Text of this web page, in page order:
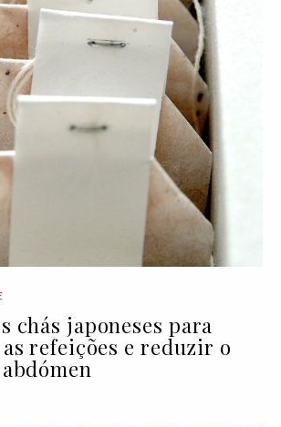
chás japoneses para
refeições e reduzir o